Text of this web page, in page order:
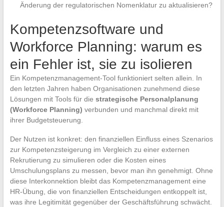
Änderung der regulatorischen Nomenklatur zu aktualisieren?
Kompetenzsoftware und
Workforce Planning: warum es
ein Fehler ist, sie zu isolieren
Ein Kompetenzmanagement-Tool funktioniert selten allein. In
den letzten Jahren haben Organisationen zunehmend diese
Lösungen mit Tools für die strategische Personalplanung
(Workforce Planning) verbunden und manchmal direkt mit
ihrer Budgetsteuerung.
Der Nutzen ist konkret: den finanziellen Einfluss eines Szenarios
zur Kompetenzsteigerung im Vergleich zu einer externen
Rekrutierung zu simulieren oder die Kosten eines
Umschulungsplans zu messen, bevor man ihn genehmigt. Ohne
diese Interkonnektion bleibt das Kompetenzmanagement eine
HR-Übung, die von finanziellen Entscheidungen entkoppelt ist,
was ihre Legitimität gegenüber der Geschäftsführung schwächt.